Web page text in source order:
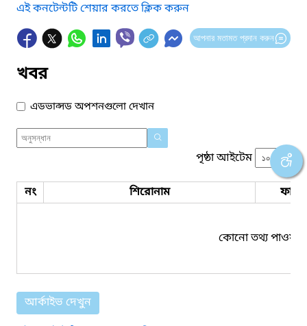
এই কনটেন্টটি শেয়ার করতে ক্লিক করুন
আপনার মতামত প্রদান করুন
খবর
এডভান্সড অপশনগুলো দেখান
পৃষ্ঠা আইটেম
নং শিরোনাম ফাইল
কোনো তথ্য পাওয়া
আর্কাইভ দেখুন